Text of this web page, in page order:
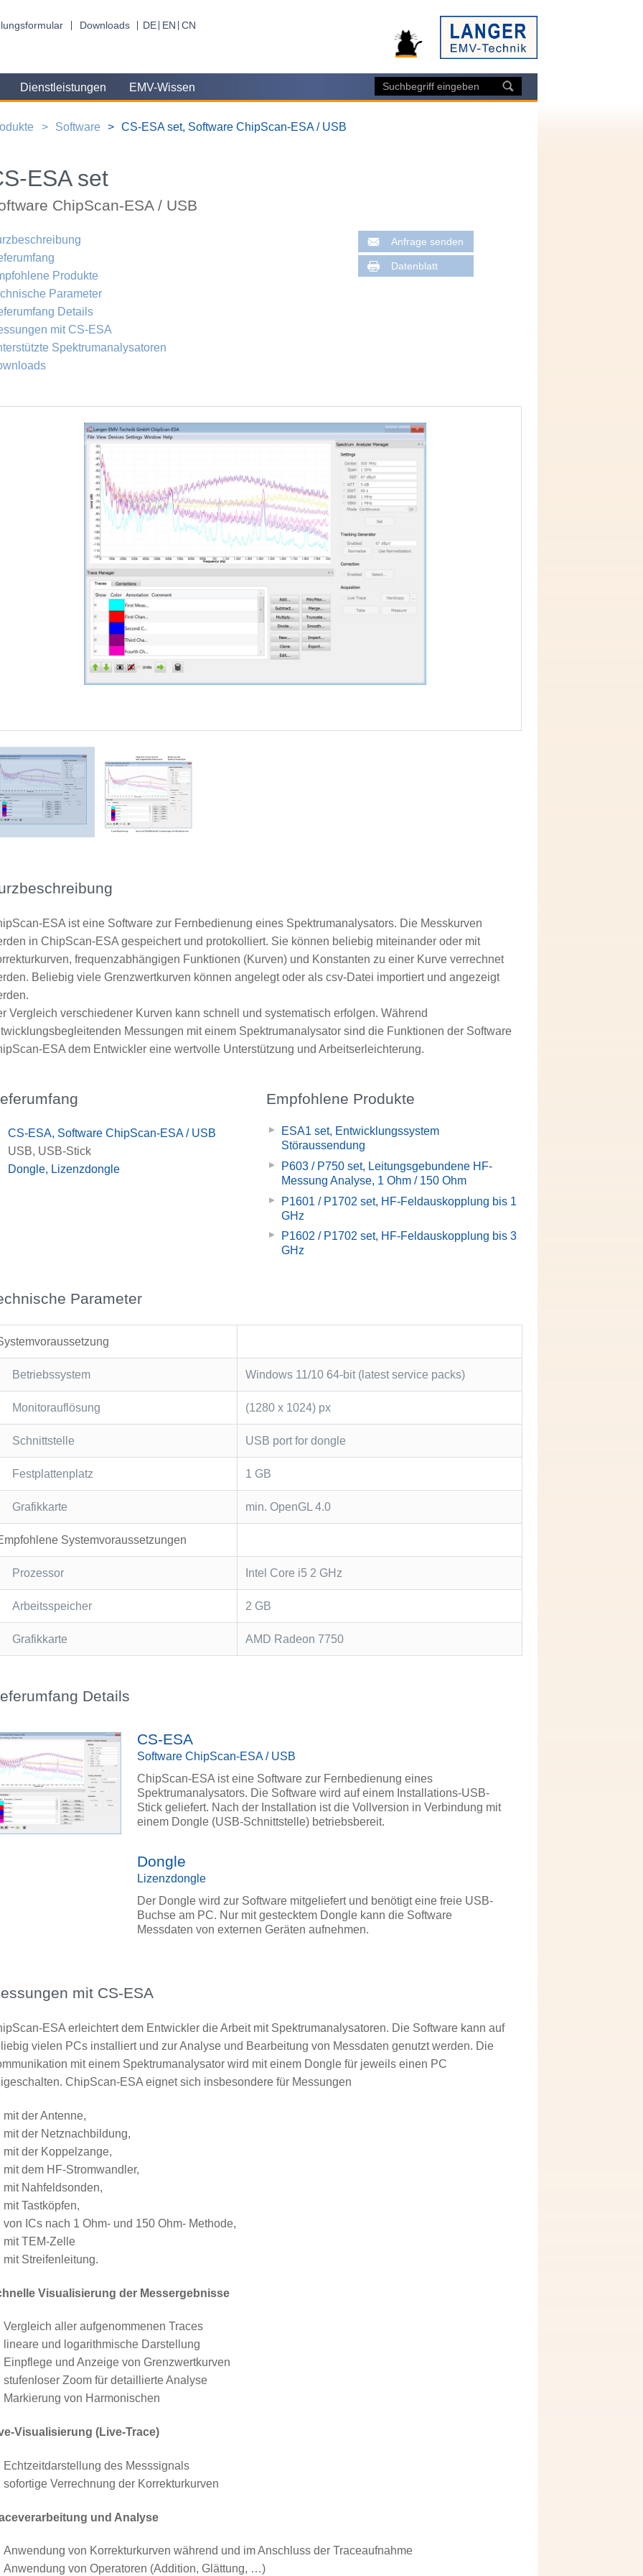
Downloads DE EN CN
Dienstleistungen EMV-Wissen
Software CS-ESA set, Software ChipScan-ESA / USB
ESA set
ChipScan-ESA / USB
Produkte
Parameter
Details
mit CS-ESA
Spektrumanalysatoren
Anfrage senden
Datenblatt
ESA ist eine Software zur Fernbedienung eines Spektrumanalysators. Die Messkurven
in ChipScan-ESA gespeichert und protokolliert. Sie können beliebig miteinander oder mit
frequenzabhängigen Funktionen (Kurven) und Konstanten zu einer Kurve verrechnet
Beliebig viele Grenzwertkurven können angelegt oder als csv-Datei importiert und angezeigt
Vergleich verschiedener Kurven kann schnell und systematisch erfolgen. Während
Messungen mit einem Spektrumanalysator sind die Funktionen der Software
ESA dem Entwickler eine wertvolle Unterstützung und Arbeitserleichterung.
CS-ESA, Software ChipScan-ESA / USB
USB, USB-Stick
Dongle, Lizenzdongle
Empfohlene Produkte
ESA1 set, Entwicklungssystem
Störaussendung
P603 / P750 set, Leitungsgebundene HF-
Messung Analyse, 1 Ohm / 150 Ohm
P1601 / P1702 set, HF-Feldauskopplung bis 1
GHz
P1602 / P1702 set, HF-Feldauskopplung bis 3
GHz
Parameter
Betriebssystem Windows 11/10 64-bit (latest service packs)
Monitorauflösung (1280 x 1024) px
Schnittstelle USB port for dongle
Festplattenplatz 1 GB
Grafikkarte min. OpenGL 4.0
Systemvoraussetzungen
Prozessor Intel Core i5 2 GHz
Arbeitsspeicher 2 GB
Grafikkarte AMD Radeon 7750
Details
CS-ESA
Software ChipScan-ESA / USB
ChipScan-ESA ist eine Software zur Fernbedienung eines
Spektrumanalysators. Die Software wird auf einem Installations-USB-
Stick geliefert. Nach der Installation ist die Vollversion in Verbindung mit
einem Dongle (USB-Schnittstelle) betriebsbereit.
Dongle
Lizenzdongle
Der Dongle wird zur Software mitgeliefert und benötigt eine freie USB-
Buchse am PC. Nur mit gestecktem Dongle kann die Software
Messdaten von externen Geräten aufnehmen.
mit CS-ESA
ESA erleichtert dem Entwickler die Arbeit mit Spektrumanalysatoren. Die Software kann auf
vielen PCs installiert und zur Analyse und Bearbeitung von Messdaten genutzt werden. Die
mit einem Spektrumanalysator wird mit einem Dongle für jeweils einen PC
ChipScan-ESA eignet sich insbesondere für Messungen
mit der Antenne,
mit der Netznachbildung,
mit der Koppelzange,
mit dem HF-Stromwandler,
mit Nahfeldsonden,
mit Tastköpfen,
von ICs nach 1 Ohm- und 150 Ohm- Methode,
mit TEM-Zelle
mit Streifenleitung.
Visualisierung der Messergebnisse
Vergleich aller aufgenommenen Traces
lineare und logarithmische Darstellung
Einpflege und Anzeige von Grenzwertkurven
stufenloser Zoom für detaillierte Analyse
Markierung von Harmonischen
Visualisierung (Live-Trace)
Echtzeitdarstellung des Messsignals
sofortige Verrechnung der Korrekturkurven
und Analyse
Anwendung von Korrekturkurven während und im Anschluss der Traceaufnahme
Anwendung von Operatoren (Addition, Glättung, …)